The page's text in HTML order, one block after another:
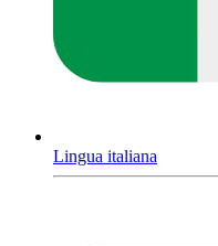
Lingua italiana